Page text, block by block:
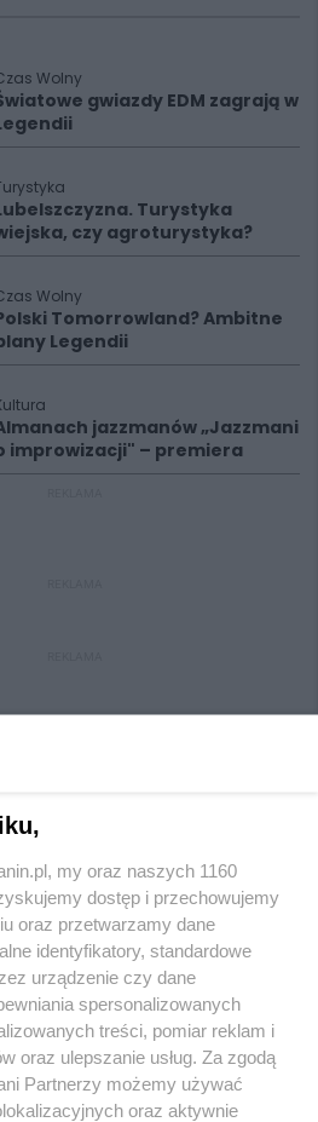
Wolny
gwiazdy EDM zagrają w
Turystyka
czy agroturystyka?
Wolny
Tomorrowland? Ambitne
Legendii
jazzmanów „Jazzmani
improwizacji" – premiera
regulamin korzystania z portali
Skontakuj sięz nami
my oraz naszych 1160
dostęp i przechowujemy
oraz przetwarzamy dane
identyfikatory, standardowe
urządzenie czy dane
spersonalizowanych
treści, pomiar reklam i
oraz ulepszanie usług. Za zgodą
Partnerzy możemy używać
oraz aktywnie